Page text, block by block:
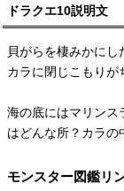
ドラクエ10説明文
貝がらを棲みかに
カラに閉じこもりが
海の底にはマリンス
はどんな所？カラの
モンスター図鑑リ